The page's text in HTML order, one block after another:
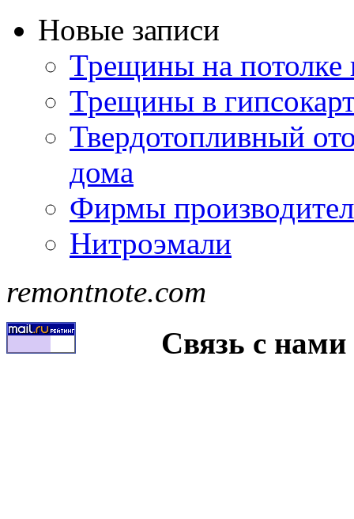
Новые записи
Трещины на потолке
Трещины в
Твердотопливный
дома
Фирмы
Нитроэмали
remontnote.com
Связь с